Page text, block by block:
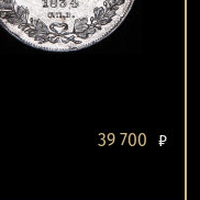
39 700 ₽